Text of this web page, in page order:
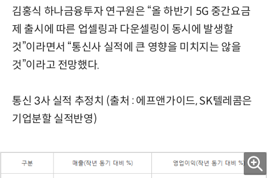
김홍식 하나금융투자 연구원은 “올 하반기 5G 중간요금
제 출시에 따른 업셀링과 다운셀링이 동시에 발생할
것”이라면서 “통신사 실적에 큰 영향을 미치지는 않을
것”이라고 전망했다.
통신 3사 실적 추정치 (출처 : 에프앤가이드, SK텔레콤은
기업분할 실적반영)